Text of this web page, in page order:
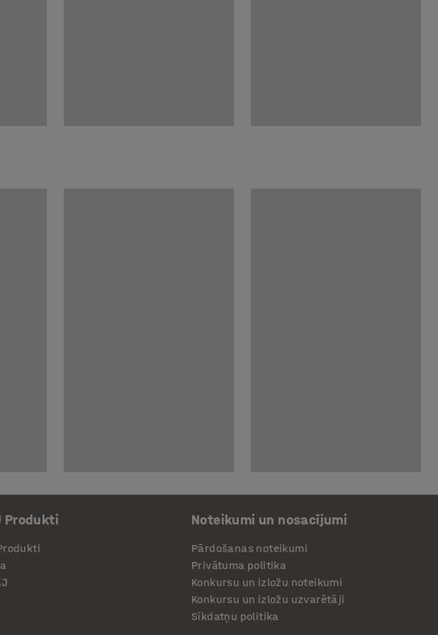
Produkti Noteikumi un nosacījumi
Pārdošanas noteikumi
Privātuma politika
Konkursu un izložu noteikumi
Konkursu un izložu uzvarētāji
Sīkdatņu politika